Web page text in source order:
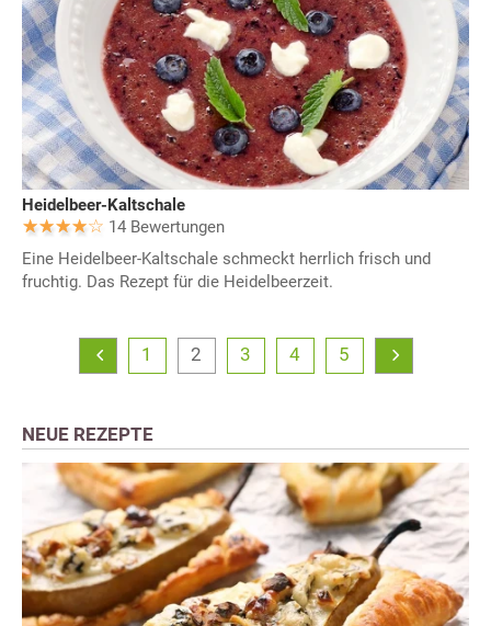
Heidelbeer-Kaltschale
14 Bewertungen
Eine Heidelbeer-Kaltschale schmeckt herrlich frisch und
fruchtig. Das Rezept für die Heidelbeerzeit.
1 2 3 4 5
NEUE REZEPTE